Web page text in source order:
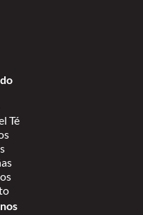
Té